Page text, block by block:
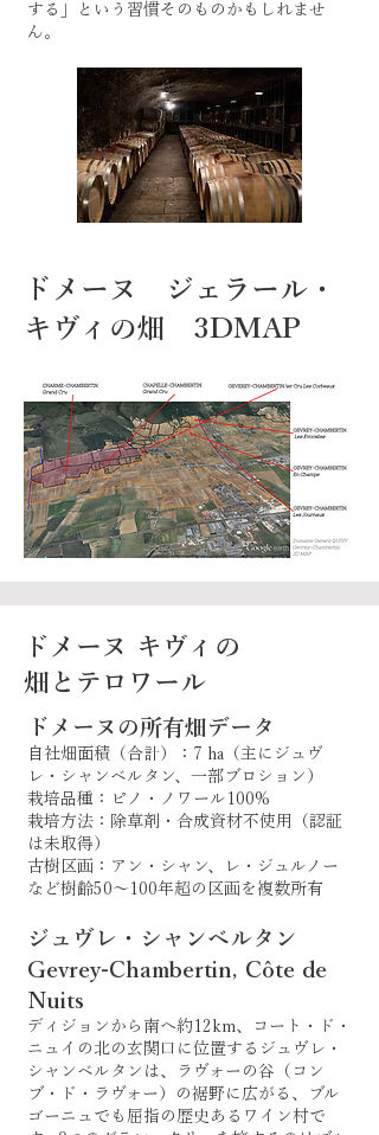
する」という習慣そのものかもしれませ
ん。
ドメーヌ ジェラール・
キヴィの畑 3DMAP
ドメーヌ キヴィの
畑とテロワール
ドメーヌの所有畑データ
自社畑面積（合計）：7 ha（主にジュヴ
レ・シャンベルタン、一部ブロション）
栽培品種：ピノ・ノワール100%
栽培方法：除草剤・合成資材不使用（認証
は未取得）
古樹区画：アン・シャン、レ・ジュルノー
など樹齢50〜100年超の区画を複数所有
ジュヴレ・シャンベルタン
Gevrey-Chambertin, Côte de
Nuits
ディジョンから南へ約12km、コート・ド・
ニュイの北の玄関口に位置するジュヴレ・
シャンベルタンは、ラヴォーの谷（コン
ブ・ド・ラヴォー）の裾野に広がる、ブル
ゴーニュでも屈指の歴史あるワイン村で